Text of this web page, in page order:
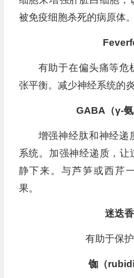
被免疫细胞杀死的病原体。
有助于在偏头痛等危
张平衡。减少神经系统的炎
GABA（γ-氨
增强神经肽和神经递
系统。加强神经递质，让
静下来。与芦笋或西芹
果。
迷迭
有助于保护
铷（